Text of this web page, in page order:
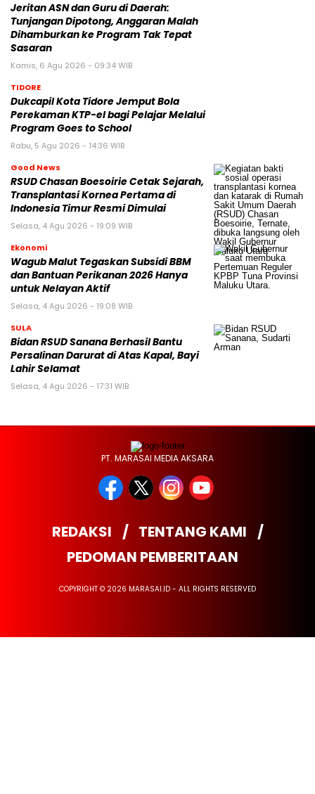
Jeritan ASN dan Guru di Daerah:
Tunjangan Dipotong, Anggaran Malah
Dihamburkan ke Program Tak Tepat
Sasaran
Kamis, 6 Agu 2026 - 09:34 WIB
TIDORE
Dukcapil Kota Tidore Jemput Bola
Perekaman KTP-el bagi Pelajar Melalui
Program Goes to School
Rabu, 5 Agu 2026 - 14:36 WIB
Good News
RSUD Chasan Boesoirie Cetak Sejarah,
Transplantasi Kornea Pertama di
Indonesia Timur Resmi Dimulai
Selasa, 4 Agu 2026 - 19:09 WIB
Ekonomi
Wagub Malut Tegaskan Subsidi BBM
dan Bantuan Perikanan 2026 Hanya
untuk Nelayan Aktif
Selasa, 4 Agu 2026 - 19:08 WIB
SULA
Bidan RSUD Sanana Berhasil Bantu
Persalinan Darurat di Atas Kapal, Bayi
Lahir Selamat
Selasa, 4 Agu 2026 - 17:31 WIB
PT. MARASAI MEDIA AKSARA
REDAKSI
TENTANG KAMI
PEDOMAN PEMBERITAAN
COPYRIGHT © 2026 MARASAI.ID - ALL RIGHTS RESERVED